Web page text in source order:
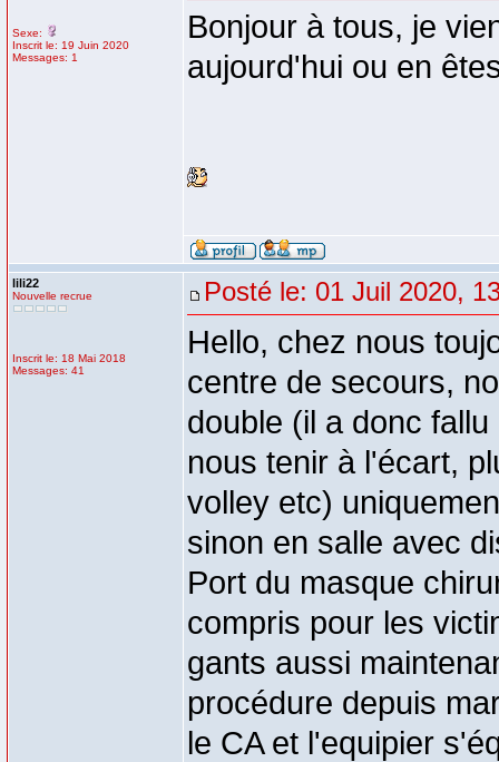
Sexe:
Inscrit le: 19 Juin 2020
Messages: 1
Bonjour à tous, je
aujourd'hui ou en
lili22
Nouvelle recrue
Inscrit le: 18 Mai 2018
Messages: 41
Posté le: 01 Juil 2020,
Hello, chez nous
centre de secours,
double (il a donc
nous tenir à l'écart,
volley etc)
sinon en salle avec
Port du masque
compris pour les
gants aussi
procédure depuis
le CA et l'equipier